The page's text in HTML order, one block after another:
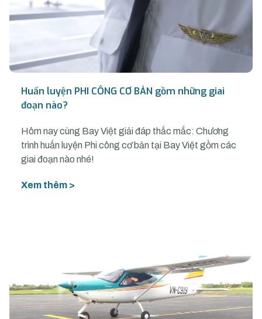
Huấn luyện PHI CÔNG CƠ BẢN gồm những giai
đoạn nào?
Hôm nay cùng Bay Việt giải đáp thắc mắc: Chương
trình huấn luyện Phi công cơ bản tại Bay Việt gồm các
giai đoạn nào nhé!
Xem thêm >